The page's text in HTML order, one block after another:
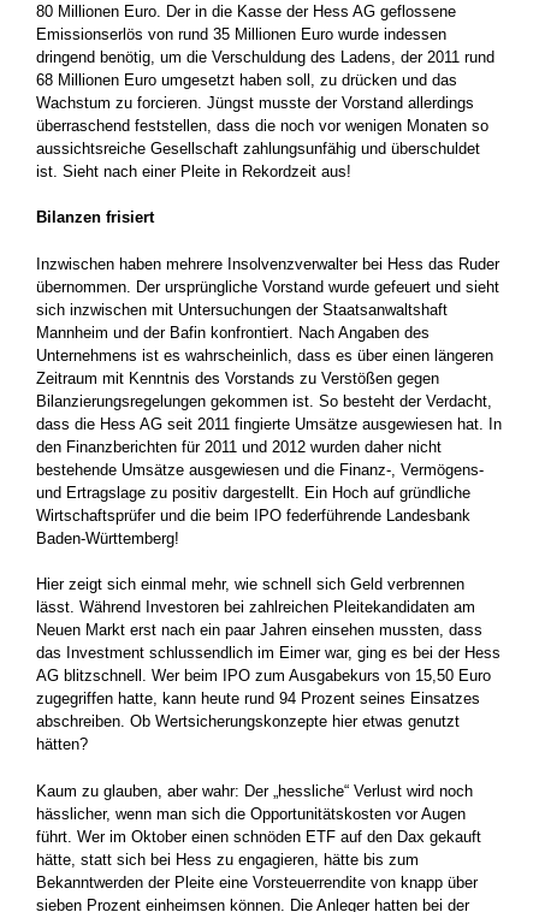
80 Millionen Euro. Der in die Kasse der Hess AG geflossene
Emissionserlös von rund 35 Millionen Euro wurde indessen
dringend benötig, um die Verschuldung des Ladens, der 2011 rund
68 Millionen Euro umgesetzt haben soll, zu drücken und das
Wachstum zu forcieren. Jüngst musste der Vorstand allerdings
überraschend feststellen, dass die noch vor wenigen Monaten so
aussichtsreiche Gesellschaft zahlungsunfähig und überschuldet
ist. Sieht nach einer Pleite in Rekordzeit aus!
Bilanzen frisiert
Inzwischen haben mehrere Insolvenzverwalter bei Hess das Ruder
übernommen. Der ursprüngliche Vorstand wurde gefeuert und sieht
sich inzwischen mit Untersuchungen der Staatsanwaltshaft
Mannheim und der Bafin konfrontiert. Nach Angaben des
Unternehmens ist es wahrscheinlich, dass es über einen längeren
Zeitraum mit Kenntnis des Vorstands zu Verstößen gegen
Bilanzierungsregelungen gekommen ist. So besteht der Verdacht,
dass die Hess AG seit 2011 fingierte Umsätze ausgewiesen hat. In
den Finanzberichten für 2011 und 2012 wurden daher nicht
bestehende Umsätze ausgewiesen und die Finanz-, Vermögens-
und Ertragslage zu positiv dargestellt. Ein Hoch auf gründliche
Wirtschaftsprüfer und die beim IPO federführende Landesbank
Baden-Württemberg!
Hier zeigt sich einmal mehr, wie schnell sich Geld verbrennen
lässt. Während Investoren bei zahlreichen Pleitekandidaten am
Neuen Markt erst nach ein paar Jahren einsehen mussten, dass
das Investment schlussendlich im Eimer war, ging es bei der Hess
AG blitzschnell. Wer beim IPO zum Ausgabekurs von 15,50 Euro
zugegriffen hatte, kann heute rund 94 Prozent seines Einsatzes
abschreiben. Ob Wertsicherungskonzepte hier etwas genutzt
hätten?
Kaum zu glauben, aber wahr: Der „hessliche“ Verlust wird noch
hässlicher, wenn man sich die Opportunitätskosten vor Augen
führt. Wer im Oktober einen schnöden ETF auf den Dax gekauft
hätte, statt sich bei Hess zu engagieren, hätte bis zum
Bekanntwerden der Pleite eine Vorsteuerrendite von knapp über
sieben Prozent einheimsen können. Die Anleger hatten bei der